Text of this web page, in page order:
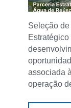
Seleção
Estratégico
associada
operação